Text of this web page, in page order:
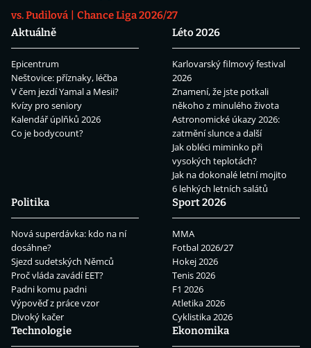
vs. Pudilová
Chance Liga 2026/27
Aktuálně
Epicentrum
Neštovice: příznaky, léčba
V čem jezdí Yamal a Mesii?
Kvízy pro seniory
Kalendář úplňků 2026
Co je bodycount?
Léto 2026
Karlovarský filmový festival
2026
Znamení, že jste potkali
někoho z minulého života
Astronomické úkazy 2026:
zatmění slunce a další
Jak obléci miminko při
vysokých teplotách?
Jak na dokonalé letní mojito
6 lehkých letních salátů
Politika
Nová superdávka: kdo na ní
dosáhne?
Sjezd sudetských Němců
Proč vláda zavádí EET?
Padni komu padni
Výpověď z práce vzor
Divoký kačer
Sport 2026
MMA
Fotbal 2026/27
Hokej 2026
Tenis 2026
F1 2026
Atletika 2026
Cyklistika 2026
Technologie
Ekonomika